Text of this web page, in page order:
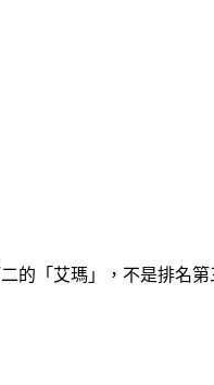
的「艾瑪」，不是排名